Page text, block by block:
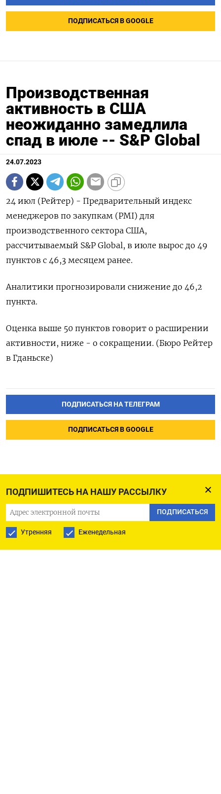
ПОДПИШИТЕСЬ НА НАШУ РАССЫЛКУ
ПОДПИСАТЬСЯ
Утренняя Еженедельная
ПОДПИСАТЬСЯ В GOOGLE
Производственная
активность в США
неожиданно замедлила
спад в июле -- S&P Global
24.07.2023
24 июл (Рейтер) - Предварительный индекс
менеджеров по закупкам (PMI) для
производственного сектора США,
рассчитываемый S&P Global, в июле вырос до 49
пунктов с 46,3 месяцем ранее.
Аналитики прогнозировали снижение до 46,2
пункта.
Оценка выше 50 пунктов говорит о расширении
активности, ниже - о сокращении. (Бюро Рейтер
в Гданьске)
ПОДПИСАТЬСЯ НА ТЕЛЕГРАМ
ПОДПИСАТЬСЯ В GOOGLE